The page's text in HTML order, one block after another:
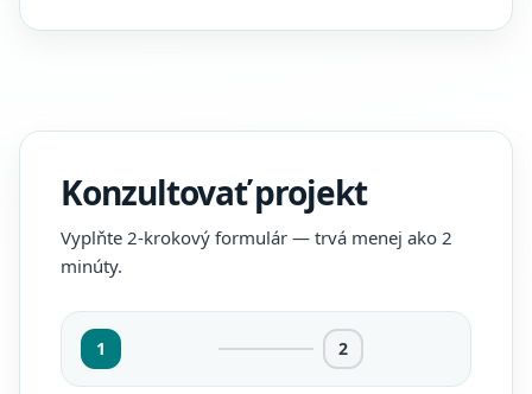
Konzultovať projekt
Vyplňte 2-krokový formulár — trvá menej ako 2
minúty.
1 2